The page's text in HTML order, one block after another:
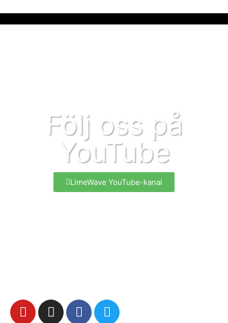
Följ oss på
YouTube
LimeWave YouTube-kanal